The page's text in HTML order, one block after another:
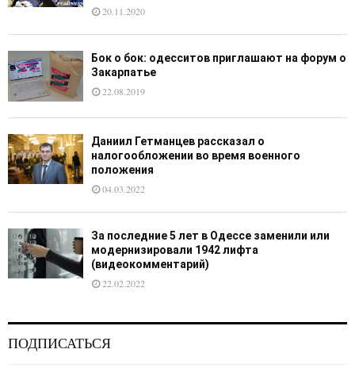
20.11.2020
Бок о бок: одесситов приглашают на форум о
Закарпатье
22.08.2019
Даниил Гетманцев рассказал о
налогообложении во время военного
положения
04.03.2022
За последние 5 лет в Одессе заменили или
модернизировали 1942 лифта
(видеокомментарий)
22.02.2022
ПОДПИСАТЬСЯ